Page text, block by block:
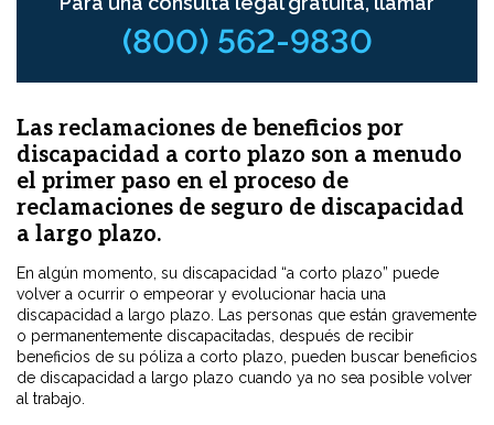
(800) 562-9830
Las reclamaciones de beneficios por
discapacidad a corto plazo son a menudo
el primer paso en el proceso de
reclamaciones de seguro de discapacidad
a largo plazo.
En algún momento, su discapacidad “a corto plazo” puede
volver a ocurrir o empeorar y evolucionar hacia una
discapacidad a largo plazo. Las personas que están gravemente
o permanentemente discapacitadas, después de recibir
beneficios de su póliza a corto plazo, pueden buscar beneficios
de discapacidad a largo plazo cuando ya no sea posible volver
al trabajo.